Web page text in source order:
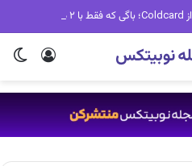
ورود